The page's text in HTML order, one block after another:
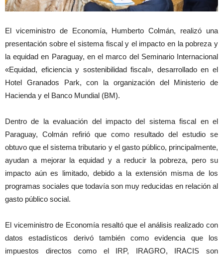
El viceministro de Economía, Humberto Colmán, realizó una
presentación sobre el sistema fiscal y el impacto en la pobreza y
la equidad en Paraguay, en el marco del Seminario Internacional
«Equidad, eficiencia y sostenibilidad fiscal», desarrollado en el
Hotel Granados Park, con la organización del Ministerio de
Hacienda y el Banco Mundial (BM).
Dentro de la evaluación del impacto del sistema fiscal en el
Paraguay, Colmán refirió que como resultado del estudio se
obtuvo que el sistema tributario y el gasto público, principalmente,
ayudan a mejorar la equidad y a reducir la pobreza, pero su
impacto aún es limitado, debido a la extensión misma de los
programas sociales que todavía son muy reducidas en relación al
gasto público social.
El viceministro de Economía resaltó que el análisis realizado con
datos estadísticos derivó también como evidencia que los
impuestos directos como el IRP, IRAGRO, IRACIS son